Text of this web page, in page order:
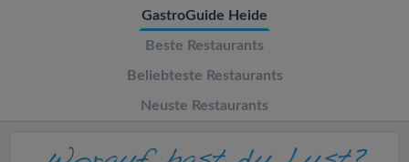
GastroGuide Heide
Beste Restaurants
Beliebteste Restaurants
Neuste Restaurants